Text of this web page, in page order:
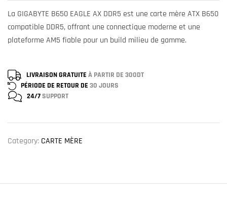
La GIGABYTE B650 EAGLE AX DDR5 est une carte mère ATX B650
compatible DDR5, offrant une connectique moderne et une
plateforme AM5 fiable pour un build milieu de gamme.
LIVRAISON GRATUITE À PARTIR DE 300DT
PÉRIODE DE RETOUR DE 30 JOURS
24/7SUPPORT
Category: CARTE MÈRE